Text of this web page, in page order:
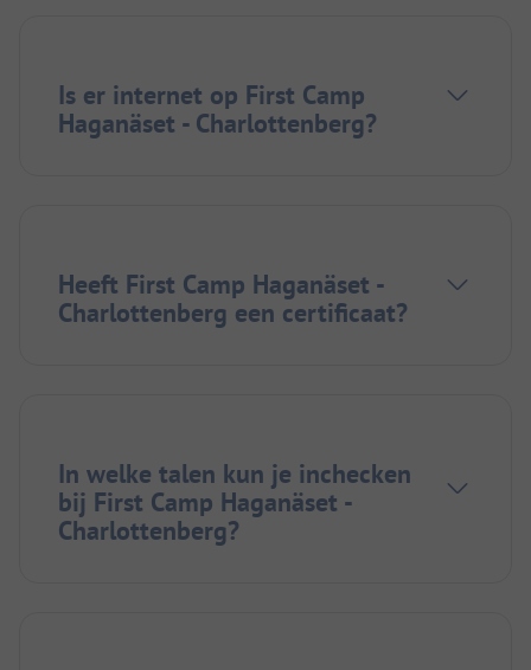
Is er internet op First Camp
Haganäset - Charlottenberg?
Heeft First Camp Haganäset -
Charlottenberg een certificaat?
In welke talen kun je inchecken
bij First Camp Haganäset -
Charlottenberg?